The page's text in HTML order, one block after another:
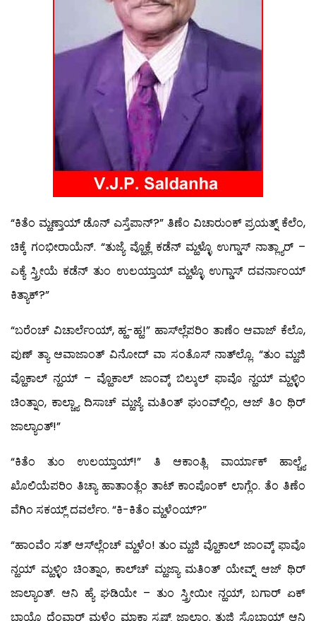
“ಕಿತೆಂ ಮ್ಹಣ್ತಾಯ್ ಡೊನ್ ಎಸ್ತೆಪಾನ್?” ತಿಣೆಂ ವಿಚಾರುಂಕ್ ಪ್ರಯತ್ನ್ ಕೆಲೆಂ,
ಚಿಕ್ಕೆ ಗಂಭೀರಾಯೆನ್. “ತುಜ್ಯೆ ವ್ಹೊಕ್ಲೆ ಕಡೆನ್ ಮ್ಹಳ್ಳೊ ಉಗ್ಡಾಸ್ ನಾತ್ಲ್ಯಾರ್ –
ಎಕ್ಯೆ ಸ್ತ್ರೀಯೆ ಕಡೆನ್ ತುಂ ಉಲಯ್ತಾಯ್ ಮ್ಹಳ್ಳೊ ಉಗ್ಡಾಸ್ ದವರ್ನಾಂಯ್
ಕಿತ್ಯಾಕ್?”
“ಬರೆಂಚ್ ವಿಚಾರ್ಲೆಂಯ್, ಹ್ಹ-ಹ್ಹ!” ಹಾಸ್‍ಲ್ಲೆಪರಿಂ ತಾಣೆಂ ಆವಾಜ್ ಕೆಲೊ,
ಪುಣ್ ತ್ಯಾ ಆವಾಜಾಂತ್ ವಿನೋದ್ ವಾ ಸಂತೊಸ್ ನಾತ್‍ಲ್ಲೊ. “ತುಂ ಮ್ಹಜಿ
ವ್ಹೊಕಾಲ್ ನ್ಹಯ್ – ವ್ಹೊಕಾಲ್ ಜಾಂವ್ಕ್ ಬಿಲ್ಕುಲ್ ಫಾವೊ ನ್ಹಯ್ ಮ್ಹಳ್ಳಿಂ
ಚಿಂತ್ನಾಂ, ಕಾಲ್ಚ್ಯಾ ದಿಸಾಚ್ ಮ್ಹಜ್ಯೆ ಮತಿಂತ್ ಘುಂವ್‍ಲ್ಲಿಂ, ಆಜ್ ತಿಂ ಥಿರ್
ಜಾಲ್ಯಾಂತ್!”
“ಕಿತೆಂ ತುಂ ಉಲಯ್ತಾಯ್!” ತಿ ಆಕಾಂತ್ಲಿ. ವಾರ್ಯಾಕ್ ಹಾಲ್ಚ್ಯೆ
ಖೊಲಿಯೆಪರಿಂ ತಿಚ್ಯಾ ಹಾತಾಂತ್ಲೆಂ ತಾಟ್ ಕಾಂಪೊಂಕ್ ಲಾಗ್ಲೆಂ. ತೆಂ ತಿಣೆಂ
ವೆಗಿಂ ಸಕಯ್ಲ್ ದವರ್ಲೆಂ. “ಕಿ-ಕಿತೆಂ ಮ್ಹಳೆಂಯ್?”
“ಹಾಂವೆಂ ಸತ್ ಆಸ್‍ಲ್ಲೆಂಚ್ ಮ್ಹಳೆಂ! ತುಂ ಮ್ಹಜಿ ವ್ಹೊಕಾಲ್ ಜಾಂವ್ಕ್ ಫಾವೊ
ನ್ಹಯ್ ಮ್ಹಳ್ಳಿಂ ಚಿಂತ್ನಾಂ, ಕಾಲ್‍ಚ್ ಮ್ಹಜ್ಯಾ ಮತಿಂತ್ ಯೇವ್ನ್ ಆಜ್ ಥಿರ್
ಜಾಲ್ಯಾಂತ್. ಆನಿ ಹ್ಯೆ ಘಡಿಯೇ – ತುಂ ಸ್ತ್ರೀಯೀ ನ್ಹಯ್, ಬಗಾರ್ ಏಕ್
ಬಾಯ್ಲೊ ದೆಂವ್ಚಾರ್ ಮ್ಹಳ್ಳೆಂ ಮ್ಹಾಕಾ ಸ್ಪಷ್ಟ್ ಜಾಲಾಂ. ತುಜಿ ಸೊಭಾಯ್ ಆನಿ